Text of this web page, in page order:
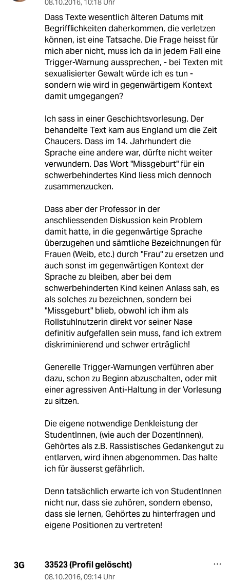
08.10.2016, 10:18 Uhr
Dass Texte wesentlich älteren Datums mit
Begrifflichkeiten daherkommen, die verletzen
können, ist eine Tatsache. Die Frage heisst für
mich aber nicht, muss ich da in jedem Fall eine
Trigger-Warnung aussprechen, - bei Texten mit
sexualisierter Gewalt würde ich es tun -
sondern wie wird in gegenwärtigem Kontext
damit umgegangen?
Ich sass in einer Geschichtsvorlesung. Der
behandelte Text kam aus England um die Zeit
Chaucers. Dass im 14. Jahrhundert die
Sprache eine andere war, dürfte nicht weiter
verwundern. Das Wort "Missgeburt" für ein
schwerbehindertes Kind liess mich dennoch
zusammenzucken.
Dass aber der Professor in der
anschliessenden Diskussion kein Problem
damit hatte, in die gegenwärtige Sprache
überzugehen und sämtliche Bezeichnungen für
Frauen (Weib, etc.) durch "Frau" zu ersetzen und
auch sonst im gegenwärtigen Kontext der
Sprache zu bleiben, aber bei dem
schwerbehinderten Kind keinen Anlass sah, es
als solches zu bezeichnen, sondern bei
"Missgeburt" blieb, obwohl ich ihm als
Rollstuhlnutzerin direkt vor seiner Nase
definitiv aufgefallen sein muss, fand ich extrem
diskriminierend und schwer erträglich!
Generelle Trigger-Warnungen verführen aber
dazu, schon zu Beginn abzuschalten, oder mit
einer agressiven Anti-Haltung in der Vorlesung
zu sitzen.
Die eigene notwendige Denkleistung der
StudentInnen, (wie auch der DozentInnen),
Gehörtes als z.B. Rassistisches Gedankengut zu
entlarven, wird ihnen abgenommen. Das halte
ich für äusserst gefährlich.
Denn tatsächlich erwarte ich von StudentInnen
nicht nur, dass sie zuhören, sondern ebenso,
dass sie lernen, Gehörtes zu hinterfragen und
eigene Positionen zu vertreten!
3G 33523 (Profil gelöscht)
08.10.2016, 09:14 Uhr